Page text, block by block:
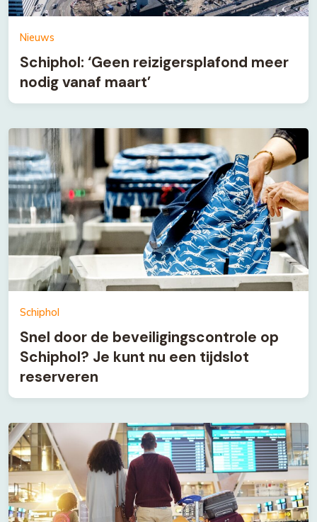
Nieuws
Schiphol: ‘Geen reizigersplafond meer
nodig vanaf maart’
Schiphol
Snel door de beveiligingscontrole op
Schiphol? Je kunt nu een tijdslot
reserveren